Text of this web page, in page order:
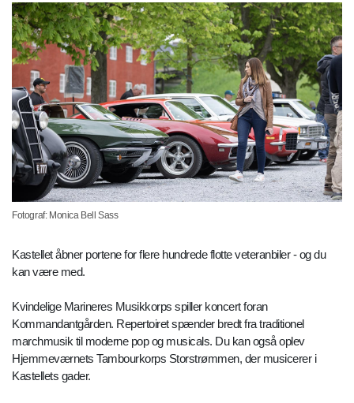
Fotograf: Monica Bell Sass
Kastellet åbner portene for flere hundrede flotte veteranbiler - og du
kan være med.
Kvindelige Marineres Musikkorps spiller koncert foran
Kommandantgården. Repertoiret spænder bredt fra traditionel
marchmusik til moderne pop og musicals. Du kan også oplev
Hjemmeværnets Tambourkorps Storstrømmen, der musicerer i
Kastellets gader.